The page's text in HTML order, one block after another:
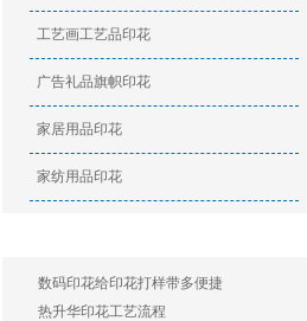
工艺画工艺品印花
广告礼品旗帜印花
家居用品印花
家纺用品印花
数码印花给印花打样带多便捷
热升华印花工艺流程